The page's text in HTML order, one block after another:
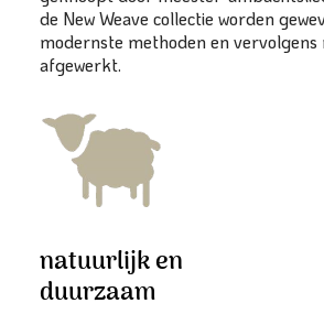
de New Weave collectie worden
modernste methoden en vervolgens
afgewerkt.
natuurlijk en
duurzaam